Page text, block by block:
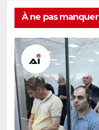
À ne pas manquer